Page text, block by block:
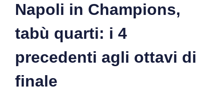
Napoli in Champions,
tabù quarti: i 4
precedenti agli ottavi di
finale